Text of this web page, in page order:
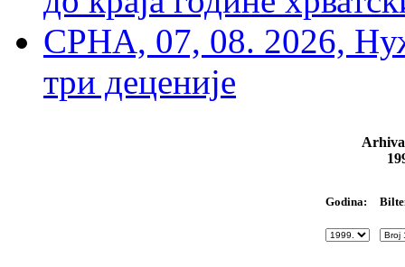
СРНА, 07, 08. 2026,
три деценије
Godina: